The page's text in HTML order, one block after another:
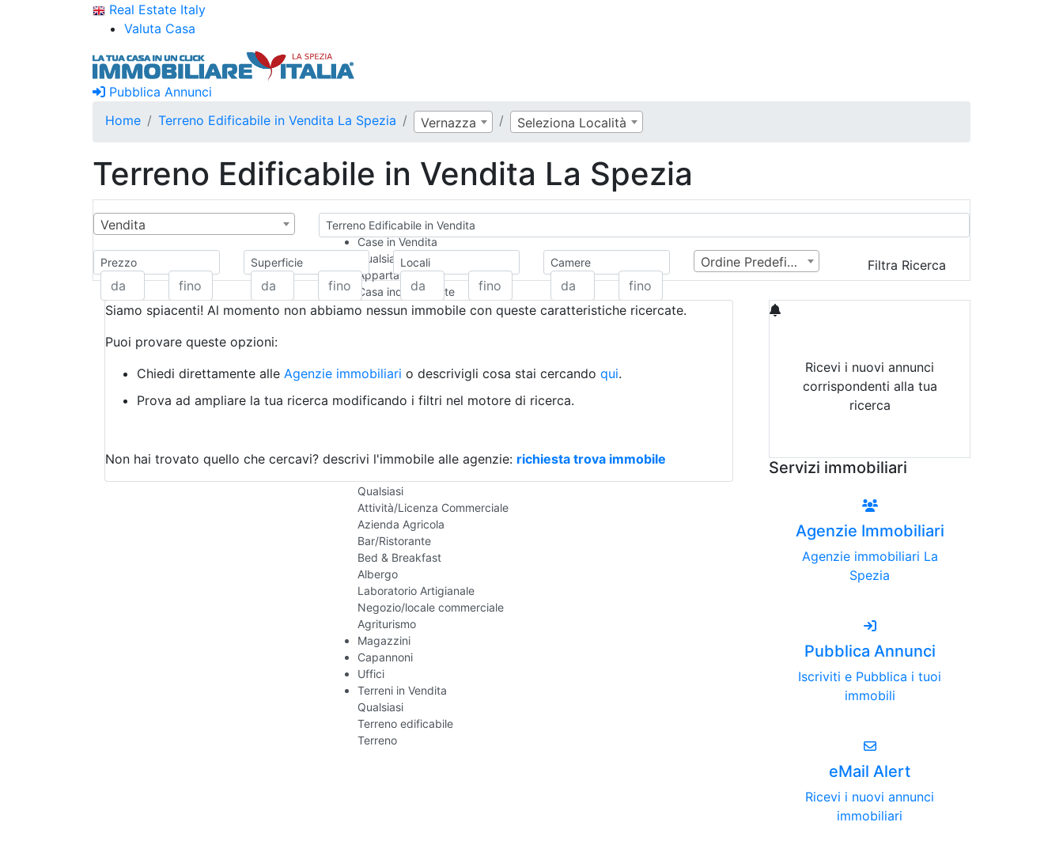
Real Estate Italy
Valuta Casa
Pubblica Annunci
Home
Terreno Edificabile in Vendita La Spezia Vernazza Seleziona Località
Terreno Edificabile in Vendita La Spezia
Vendita
Terreno Edificabile in Vendita
Case in Vendita
Qualsiasi
Appartamento
Casa indipendente
Casa Semi-indipendente
Rustico/Casale
Camera d'Albergo
Box/Garage
Qualsiasi
Attività/Licenza Commerciale
Azienda Agricola
Bar/Ristorante
Bed & Breakfast
Albergo
Laboratorio Artigianale
Negozio/locale commerciale
Agriturismo
Magazzini
Capannoni
Uffici
Terreni in Vendita
Qualsiasi
Terreno edificabile
Terreno
Prezzo Superficie Locali Camere Ordine Predefinito Filtra Ricerca
Siamo spiacenti! Al momento non abbiamo nessun immobile con queste caratteristiche ricercate.
Puoi provare queste opzioni:
Chiedi direttamente alle Agenzie immobiliari o descrivigli cosa stai cercando qui.
Prova ad ampliare la tua ricerca modificando i filtri nel motore di ricerca.
Non hai trovato quello che cercavi? descrivi l'immobile alle agenzie: richiesta trova immobile
Ricevi i nuovi annunci
corrispondenti alla tua
ricerca
Servizi immobiliari
Agenzie Immobiliari
Agenzie immobiliari La
Spezia
Pubblica Annunci
Iscriviti e Pubblica i tuoi
immobili
eMail Alert
Ricevi i nuovi annunci
immobiliari